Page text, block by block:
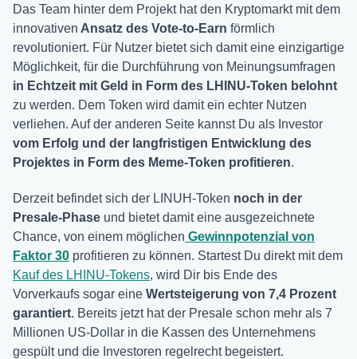
Das Team hinter dem Projekt hat den Kryptomarkt mit dem
innovativen Ansatz des Vote-to-Earn förmlich
revolutioniert. Für Nutzer bietet sich damit eine einzigartige
Möglichkeit, für die Durchführung von Meinungsumfragen
in Echtzeit mit Geld in Form des LHINU-Token belohnt
zu werden. Dem Token wird damit ein echter Nutzen
verliehen. Auf der anderen Seite kannst Du als Investor
vom Erfolg und der langfristigen Entwicklung des
Projektes in Form des Meme-Token profitieren.
Derzeit befindet sich der LINUH-Token noch in der
Presale-Phase und bietet damit eine ausgezeichnete
Chance, von einem möglichen Gewinnpotenzial von
Faktor 30 profitieren zu können. Startest Du direkt mit dem
Kauf des LHINU-Tokens, wird Dir bis Ende des
Vorverkaufs sogar eine Wertsteigerung von 7,4 Prozent
garantiert. Bereits jetzt hat der Presale schon mehr als 7
Millionen US-Dollar in die Kassen des Unternehmens
gespült und die Investoren regelrecht begeistert.